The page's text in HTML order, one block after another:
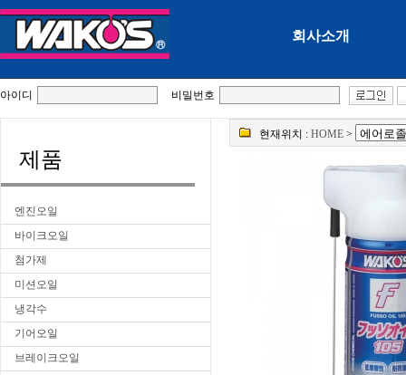
회사소개
아이디 비밀번호
제품
엔진오일
바이크오일
첨가제
미션오일
냉각수
기어오일
브레이크오일
현재위치 : HOME >